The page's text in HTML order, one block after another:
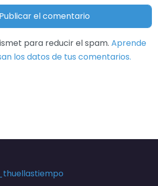
para reducir el spam. Aprende
los datos de tus comentarios.